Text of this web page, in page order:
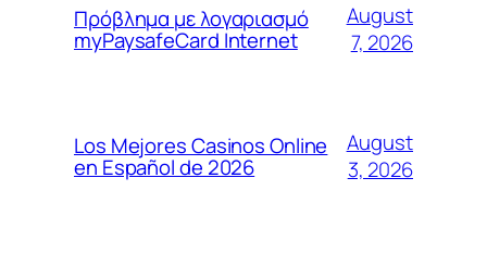
Πρόβλημα με λογαριασμό
myPaysafeCard Internet
August
7, 2026
Los Mejores Casinos Online
en Español de 2026
August
3, 2026